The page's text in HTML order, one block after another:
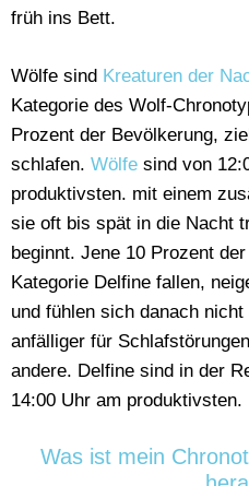
früh ins Bett.
Wölfe sind Kreaturen der
Kategorie des Wolf-
Prozent der Bevölkerung,
schlafen. Wölfe sind von
produktivsten. mit einem
sie oft bis spät in die Nacht
beginnt. Jene 10 Prozent
Kategorie Delfine fallen,
und fühlen sich danach
anfälliger für
andere. Delfine sind in der
14:00 Uhr am produktivsten.
Was ist mein